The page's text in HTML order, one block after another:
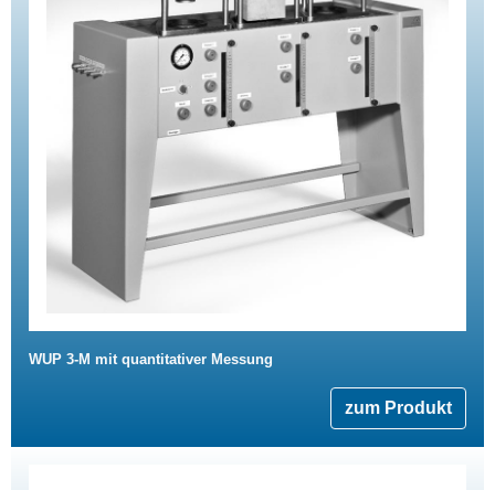
WUP 3-M mit quantitativer Messung
zum Produkt